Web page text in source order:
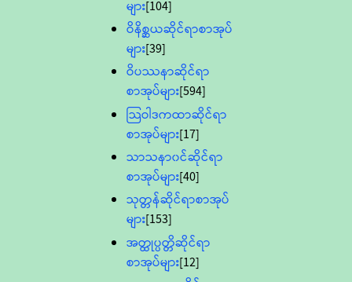
များ[104]
ဝိနိစ္ဆယဆိုင်ရာစာအုပ်
များ[39]
ဝိပဿနာဆိုင်ရာ
စာအုပ်များ[594]
သြဝါဒကထာဆိုင်ရာ
စာအုပ်များ[17]
သာသနာ၀င်ဆိုင်ရာ
စာအုပ်များ[40]
သုတ္တန်ဆိုင်ရာစာအုပ်
များ[153]
အတ္ထုပ္ပတ္တိဆိုင်ရာ
စာအုပ်များ[12]